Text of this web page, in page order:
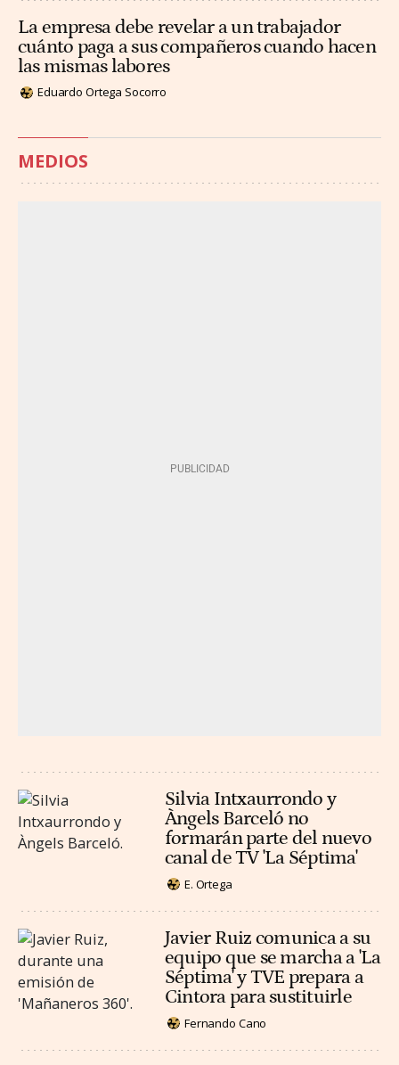
La empresa debe revelar a un trabajador
cuánto paga a sus compañeros cuando hacen
las mismas labores
Eduardo Ortega Socorro
MEDIOS
Silvia Intxaurrondo y
Àngels Barceló no
formarán parte del nuevo
canal de TV 'La Séptima'
E. Ortega
Javier Ruiz comunica a su
equipo que se marcha a 'La
Séptima' y TVE prepara a
Cintora para sustituirle
Fernando Cano